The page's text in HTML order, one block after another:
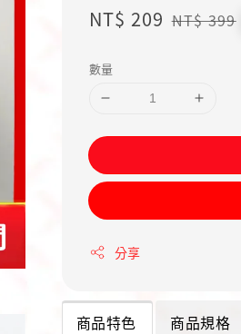
Sale
NT$ 209 Regular
NT$ 399
數量
分享
商品特色 商品規格